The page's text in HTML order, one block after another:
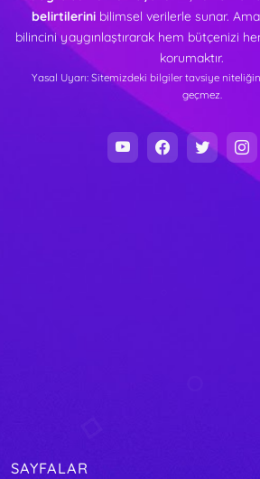
belirtilerinibilimsel verilerle sunar.
bilincini yaygınlaştırarak hem bütçenizi
korumaktır.
Yasal Uyarı: Sitemizdeki bilgiler tavsiye
geçmez.
SAYFALAR